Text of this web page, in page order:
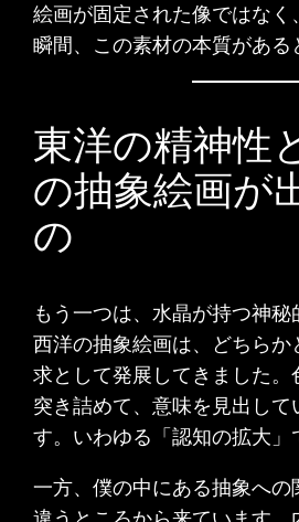
絵画が固定された像ではなく
瞬間、この素材の本質がある
東洋の精神性
の抽象絵画が
の
もう一つは、水晶が持つ神秘
西洋の抽象絵画は、どちらか
求として発展してきました。
突き詰めて、意味を見出し
す。いわゆる「認知の拡大」
一方、僕の中にある抽象への